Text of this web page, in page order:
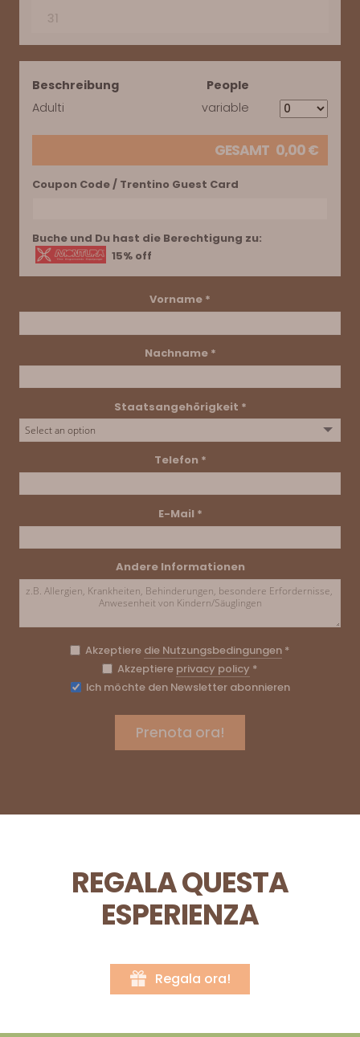
31
Beschreibung
People
Adulti
variable
GESAMT 0,00€
Coupon Code / Trentino Guest Card
Buche und Du hast die Berechtigung zu:
15% off
Vorname *
Nachname *
Staatsangehörigkeit *
Telefon *
E-Mail *
Andere Informationen
Akzeptiere die Nutzungsbedingungen *
Akzeptiere privacy policy *
Ich möchte den Newsletter abonnieren
REGALA QUESTA
ESPERIENZA
Regala ora!